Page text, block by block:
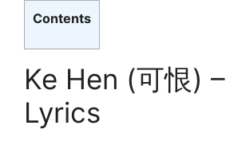
Contents
Ke Hen (可恨)
Lyrics